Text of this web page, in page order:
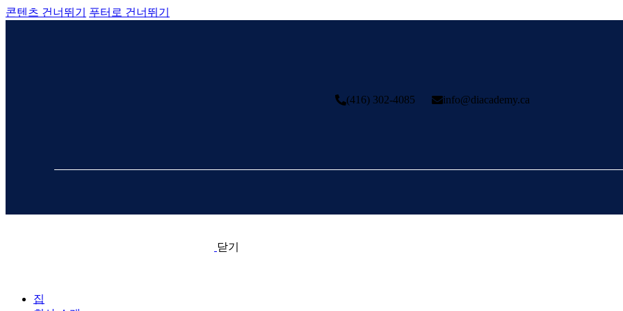
콘텐츠 건너뛰기 푸터로 건너뛰기
(416) 302-4085 info@diacademy.ca
닫기
집